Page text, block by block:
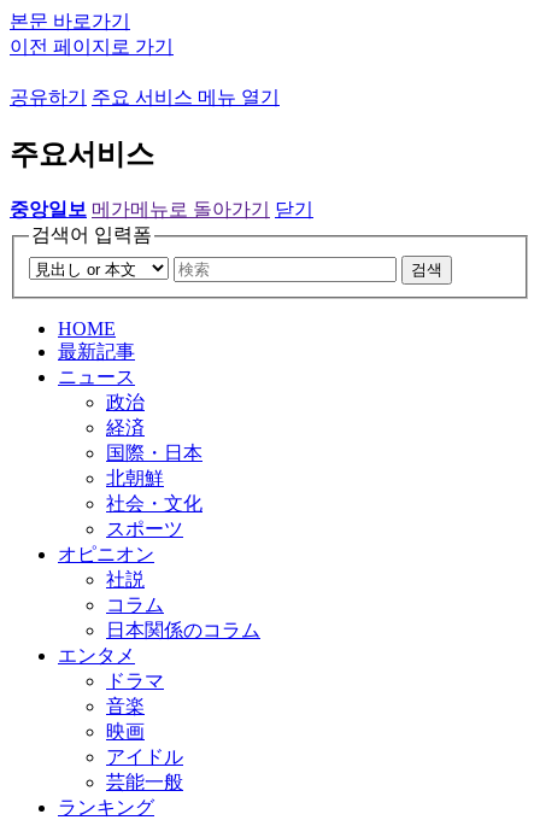
본문 바로가기
이전 페이지로 가기
공유하기 주요 서비스 메뉴 열기
주요서비스
중앙일보 메가메뉴로 돌아가기
닫기
검색어 입력폼
검색
HOME
最新記事
ニュース
政治
経済
国際・日本
北朝鮮
社会・文化
スポーツ
オピニオン
社説
コラム
日本関係のコラム
エンタメ
ドラマ
音楽
映画
アイドル
芸能一般
ランキング